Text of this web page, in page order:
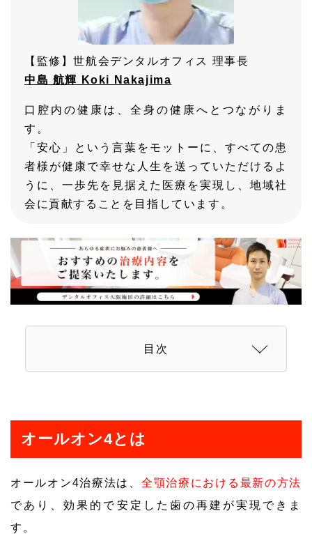
【監修】世航会デンタルオフィス 理事長
中島 航輝 Koki Nakajima
口腔内の健康は、全身の健康へとつながりま
す。
「安心」という言葉をモットーに、すべての患
者様が健康で幸せな人生を送っていただけるよ
うに、一歩先を見据えた医療を実現し、地域社
会に貢献することを目指しています。
目次
オールオン4とは
オールオン4治療法は、 全顎治療における最新の方法
であり、効果的で安定した歯の再建が実現できま
す。